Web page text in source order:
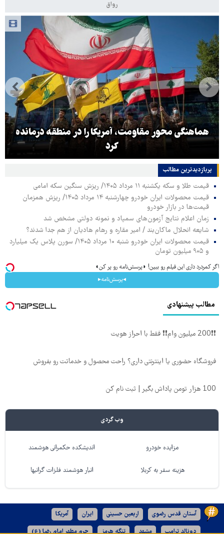
رواق
هماهنگی محور مقاومت، آمریکا را در منطقه درمانده
کرد
پربازدیدترین‌ مطالب
قیمت طلا و سکه یکشنبه ۱۱ مرداد ۱۴۰۵/ ریزش سنگین سکه امامی
قیمت محصولات ایران خودرو چهارشنبه ۱۴ مرداد ۱۴۰۵/ ریزش همزمان
قیمت‌ها در بازار خودرو
زمان اعلام نتایج آزمون‌های سمپاد و نمونه دولتی مشخص شد
شایعه انحلال ماکان‌بند / امیر مقاره و رهام هادیان از هم جدا شدند؟
قیمت محصولات ایران خودرو شنبه ۱۰ مرداد ۱۴۰۵/ سورن پلاس یک میلیارد
و ۹۰۵ میلیون تومان
اگر کمردرد داری این فیلم رو ببین! ◗پرسش‌نامه رو پر کن◖
◂پرسش‌نامه▸
مطالب پیشنهادی
❗❗200 میلیون وام❗❗ فقط با احراز هویت
فروشگاه حضوری یا اینترنتی داری؟ راحت محصول و خدماتت رو بفروش
100 هزار تومن پاداش بگیر | ثبت نام کن
وب گردی
مزایده خودرو اندیشکده حکمرانی هوشمند
هزینه سفر به کربلا انبار هوشمند فلزات گرانبها
آستان قدس رضوی اربعین حسینی ایران آمریکا
دونالد ترامپ مشهد تنگه هرمز حرم مطهر امام رضا (ع)